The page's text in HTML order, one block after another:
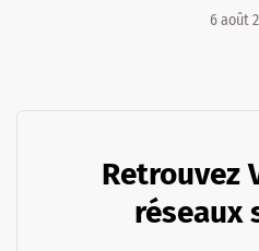
6 août
Retrouvez
réseaux